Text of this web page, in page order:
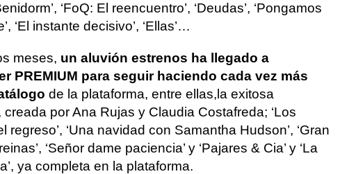
‘FoQ: El reencuentro’, ‘Deudas’, ‘Pongamos
‘El instante decisivo’, ‘Ellas’…
meses, un aluvión estrenos ha llegado a
PREMIUM para seguir haciendo cada vez más
de la plataforma, entre ellas, la exitosa
creada por Ana Rujas y Claudia Costafreda; ‘Los
regreso’, ‘Una navidad con Samantha Hudson’, ‘Gran
‘Señor dame paciencia’ y ‘Pajares & Cia’ y ‘La
ya completa en la plataforma.